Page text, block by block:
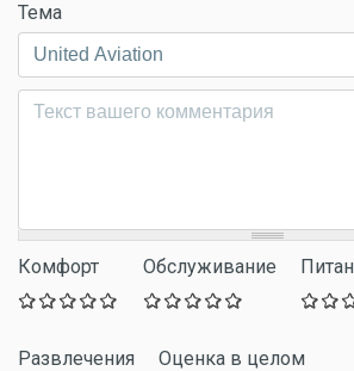
Тема
Комментарий*
Комфорт Обслуживание
Развлечения Оценка в целом